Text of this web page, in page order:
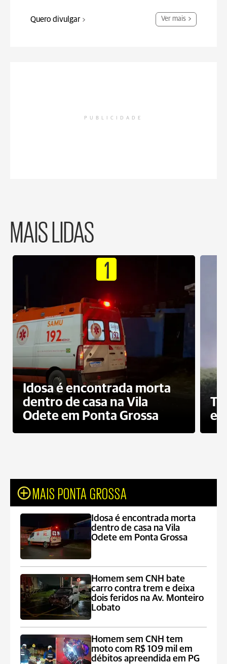
Quero divulgar Ver mais
PUBLICIDADE
MAIS LIDAS
1
Idosa é encontrada morta
dentro de casa na Vila
Odete em Ponta Grossa
e
MAIS PONTA GROSSA
Idosa é encontrada morta
dentro de casa na Vila
Odete em Ponta Grossa
Homem sem CNH bate
carro contra trem e deixa
dois feridos na Av. Monteiro
Lobato
Homem sem CNH tem
moto com R$ 109 mil em
débitos apreendida em PG